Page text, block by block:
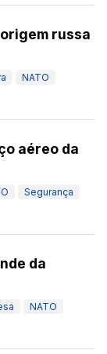
russa
NATO
aéreo da
Segurança
da
NATO